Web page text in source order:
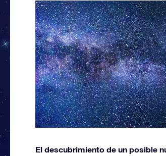
El descubrimiento de un posible